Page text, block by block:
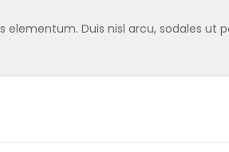
elementum. Duis nisl arcu, sodales ut